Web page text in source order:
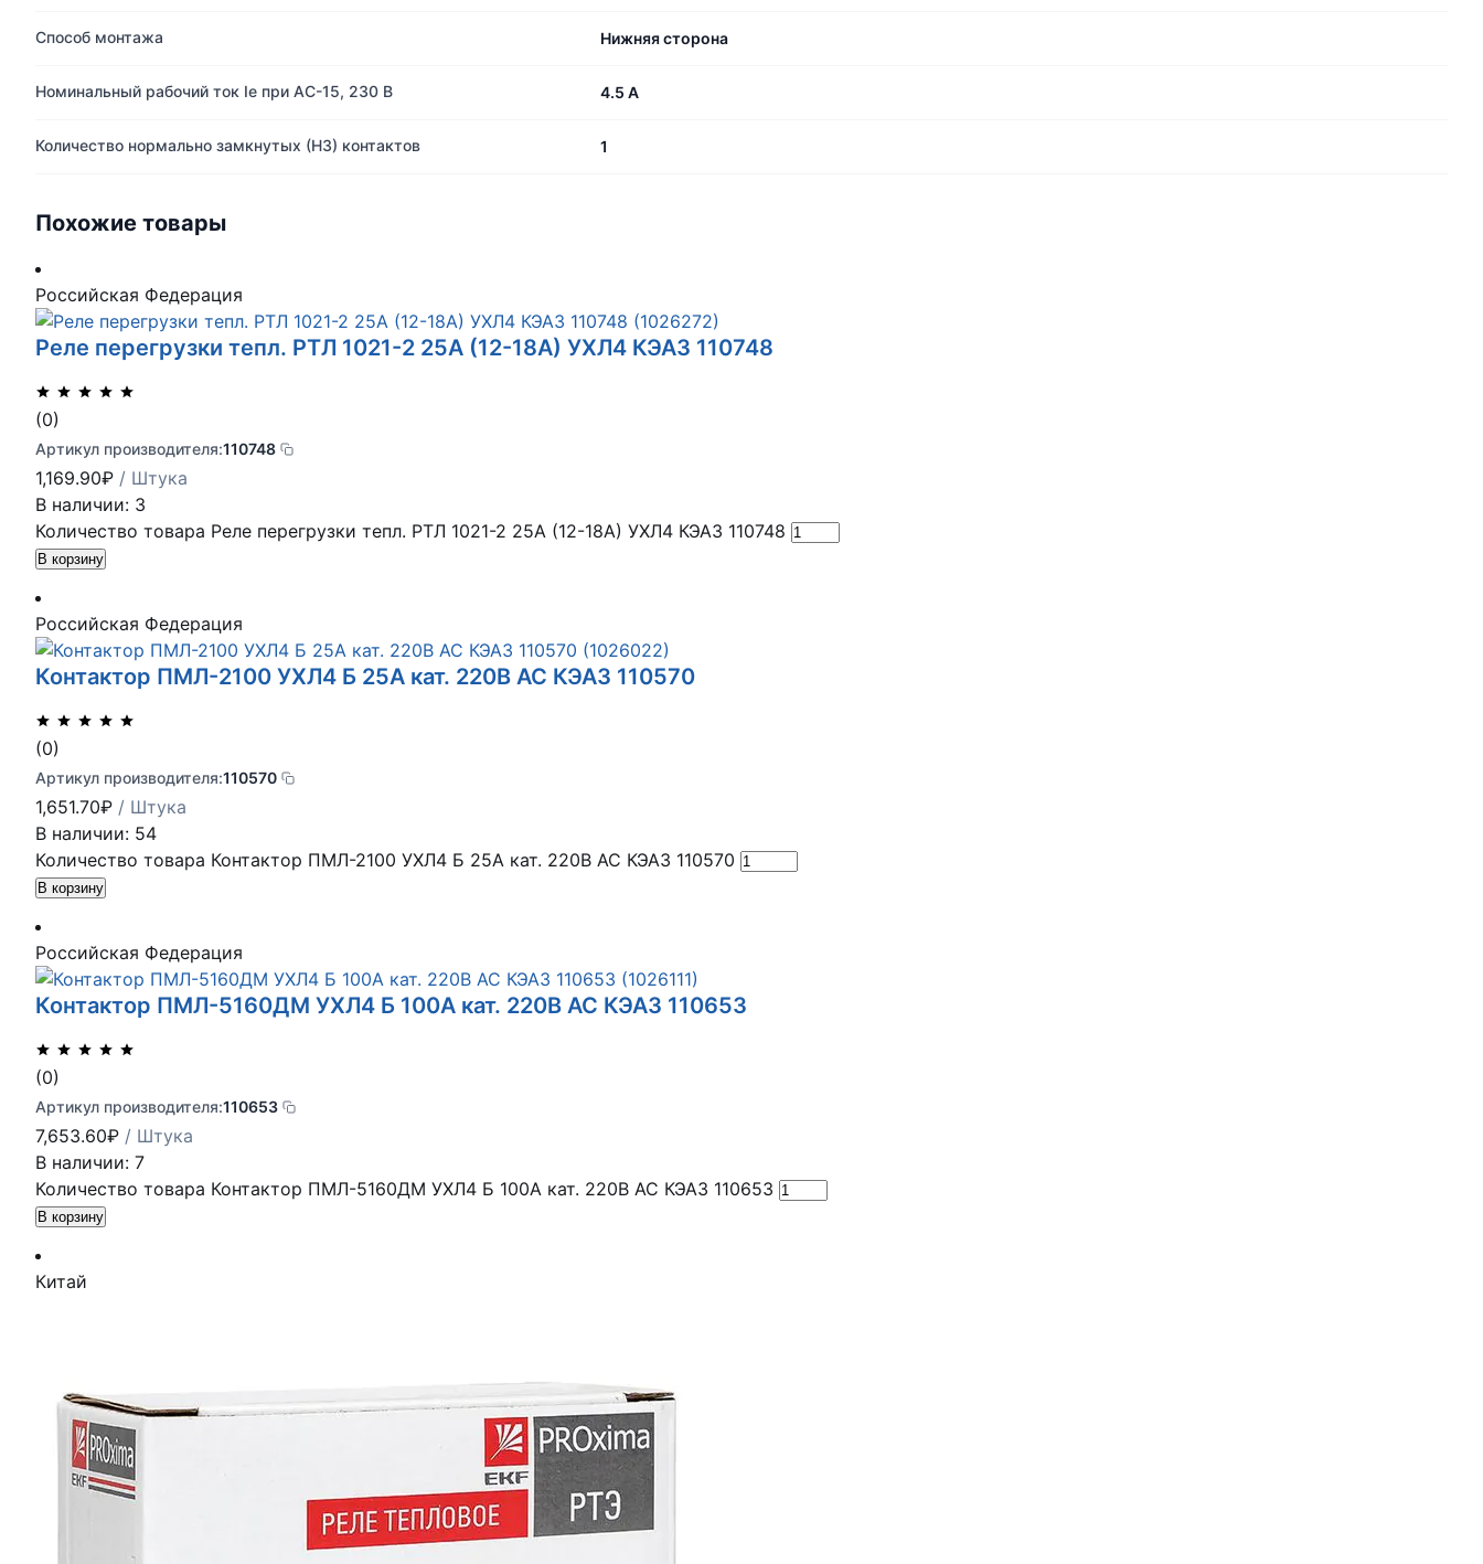
Способ монтажа Нижняя сторона
Номинальный рабочий ток Ie при AC-15, 230 В 4.5 А
Количество нормально замкнутых (НЗ) контактов 1
Похожие товары
Российская Федерация
Реле перегрузки тепл. РТЛ 1021-2 25А (12-18А) УХЛ4 КЭАЗ 110748
(0)
Артикул производителя:110748
1,169.90₽ / Штука
В наличии: 3
Количество товара Реле перегрузки тепл. РТЛ 1021-2 25А (12-18А) УХЛ4 КЭАЗ 110748
В корзину
Российская Федерация
Контактор ПМЛ-2100 УХЛ4 Б 25А кат. 220В AC КЭАЗ 110570
(0)
Артикул производителя:110570
1,651.70₽ / Штука
В наличии: 54
Количество товара Контактор ПМЛ-2100 УХЛ4 Б 25А кат. 220В AC КЭАЗ 110570
В корзину
Российская Федерация
Контактор ПМЛ-5160ДМ УХЛ4 Б 100А кат. 220В AC КЭАЗ 110653
(0)
Артикул производителя:110653
7,653.60₽ / Штука
В наличии: 7
Количество товара Контактор ПМЛ-5160ДМ УХЛ4 Б 100А кат. 220В AC КЭАЗ 110653
В корзину
Китай